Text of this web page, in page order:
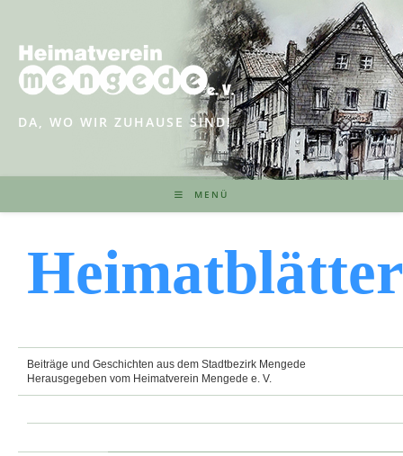
springen
DA, WO WIR ZUHAUSE SIND!
MENÜ
Heimatblätter
Beiträge und Geschichten aus dem Stadtbezirk Mengede
Herausgegeben vom Heimatverein Mengede e. V.